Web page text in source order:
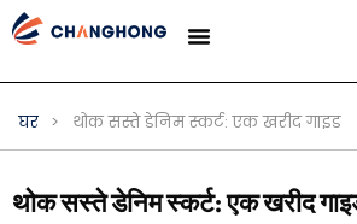
घर > थोक सस्ते डेनिम स्कर्ट: एक खरीद गाइड
थोक सस्ते डेनिम स्कर्ट: एक खरीद